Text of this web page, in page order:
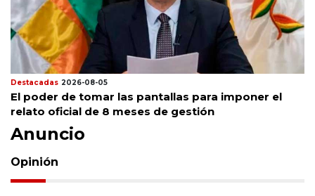
Destacadas 2026-08-05
El poder de tomar las pantallas para imponer el
relato oficial de 8 meses de gestión
Anuncio
Opinión